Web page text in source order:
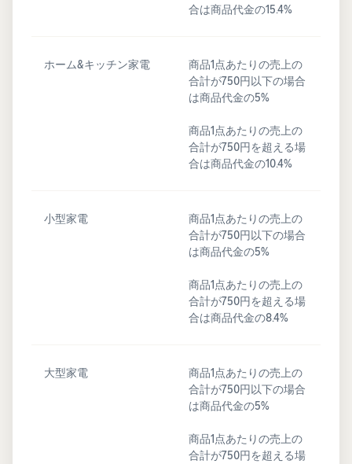
合は商品代金の15.4%
ホーム&キッチン家電
商品1点あたりの売上の
合計が750円以下の場合
は商品代金の5%
商品1点あたりの売上の
合計が750円を超える場
合は商品代金の10.4%
小型家電
商品1点あたりの売上の
合計が750円以下の場合
は商品代金の5%
商品1点あたりの売上の
合計が750円を超える場
合は商品代金の8.4%
大型家電
商品1点あたりの売上の
合計が750円以下の場合
は商品代金の5%
商品1点あたりの売上の
合計が750円を超える場